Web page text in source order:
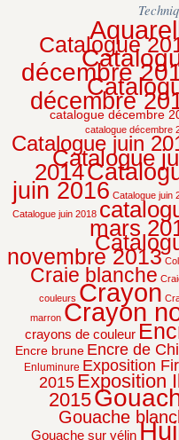
Catalogue
décembre
décembre
catalogue décembre
catalogue décembre
Catalogue juin
Catalogue
2014
juin 2016 Catalogue juin
Catalogue juin 2018
mars
novembre 2013
Craie blanche
couleurs Crayon
marron Crayon
crayons de couleur
Encre brune Encre de
Enluminure Exposition
2015 Exposition
2015
Gouache
Gouache sur vélin